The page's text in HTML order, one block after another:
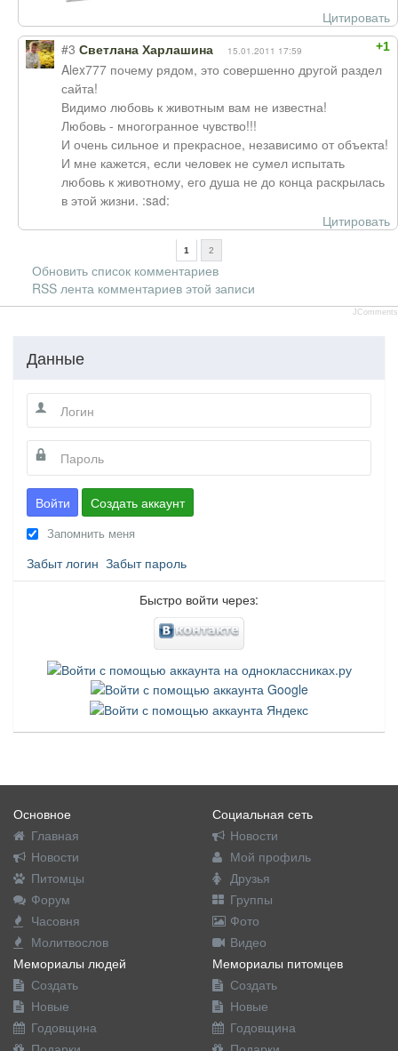
Цитировать
+1
#3 Светлана Харлашина 15.01.2011 17:59
Alex777 почему рядом, это совершенно другой раздел
сайта!
Видимо любовь к животным вам не известна!
Любовь - многогранное чувство!!!
И очень сильное и прекрасное, независимо от объекта!
И мне кажется, если человек не сумел испытать
любовь к животному, его душа не до конца раскрылась
в этой жизни. :sad:
Цитировать
1 2
Обновить список комментариев
RSS лента комментариев этой записи
JComments
Данные
Войти Создать аккаунт
Запомнить меня
Забыт логин Забыт пароль
Быстро войти через:
Основное
Главная
Новости
Питомцы
Форум
Часовня
Молитвослов
Социальная сеть
Новости
Мой профиль
Друзья
Группы
Фото
Видео
Мемориалы людей
Создать
Новые
Годовщина
Мемориалы питомцев
Создать
Новые
Годовщина